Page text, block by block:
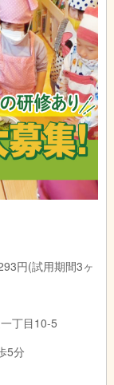
円(試用期間3ヶ
丁目10-5
5分